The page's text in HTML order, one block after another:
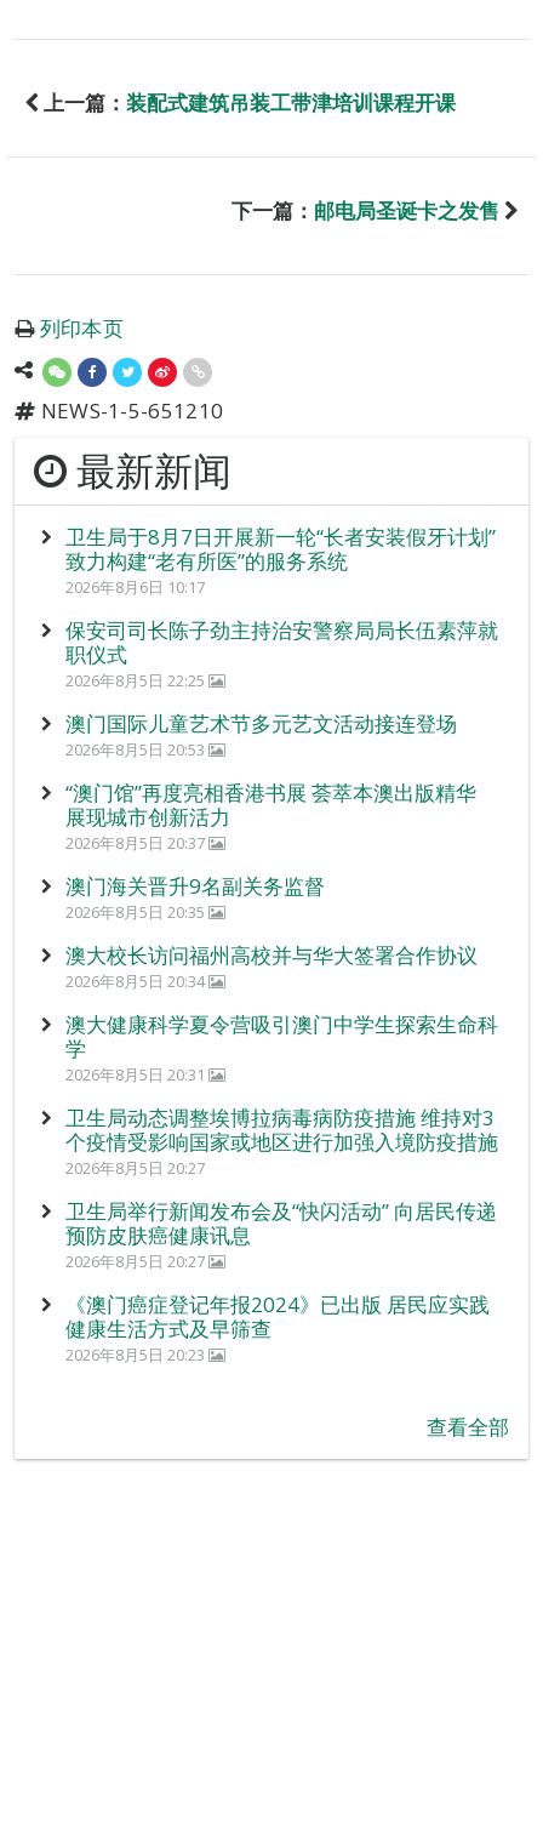
上一篇： 装配式建筑吊装工带津培训课程开课
下一篇： 邮电局圣诞卡之发售
列印本页
NEWS-1-5-651210
最新新闻
卫生局于8月7日开展新一轮“长者安装假牙计划”
致力构建“老有所医”的服务系统
2026年8月6日 10:17
保安司司长陈子劲主持治安警察局局长伍素萍就
职仪式
2026年8月5日 22:25
澳门国际儿童艺术节多元艺文活动接连登场
2026年8月5日 20:53
“澳门馆”再度亮相香港书展 荟萃本澳出版精华
展现城市创新活力
2026年8月5日 20:37
澳门海关晋升9名副关务监督
2026年8月5日 20:35
澳大校长访问福州高校并与华大签署合作协议
2026年8月5日 20:34
澳大健康科学夏令营吸引澳门中学生探索生命科
学
2026年8月5日 20:31
卫生局动态调整埃博拉病毒病防疫措施 维持对3
个疫情受影响国家或地区进行加强入境防疫措施
2026年8月5日 20:27
卫生局举行新闻发布会及“快闪活动” 向居民传递
预防皮肤癌健康讯息
2026年8月5日 20:27
《澳门癌症登记年报2024》已出版 居民应实践
健康生活方式及早筛查
2026年8月5日 20:23
查看全部